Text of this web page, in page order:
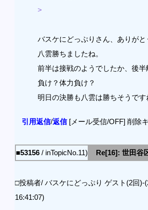
>
バスケにどっぷりさん、ありがと
八雲勝ちましたね。
前半は接戦のようでしたか、後半
負け？体力負け？
明日の決勝も八雲は勝ちそうです
引用返信/返信[メール受信/OFF] 削除
■53156 / inTopicNo.11)
Re[16]: 世田谷
□投稿者/ バスケにどっぷり ゲスト(2回)-
16:41:07)